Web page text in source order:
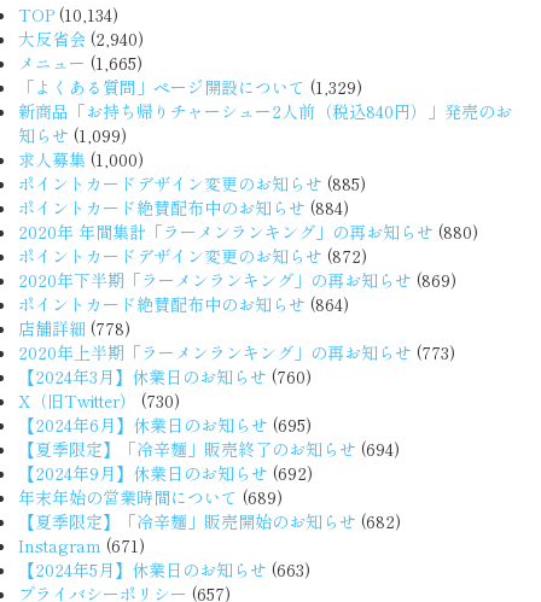
TOP (10,134)
大反省会 (2,940)
メニュー (1,665)
「よくある質問」ページ開設について (1,329)
新商品「お持ち帰りチャーシュー2人前（税込840円）」発売のお
知らせ (1,099)
求人募集 (1,000)
ポイントカードデザイン変更のお知らせ (885)
ポイントカード絶賛配布中のお知らせ (884)
2020年 年間集計「ラーメンランキング」の再お知らせ (880)
ポイントカードデザイン変更のお知らせ (872)
2020年下半期「ラーメンランキング」の再お知らせ (869)
ポイントカード絶賛配布中のお知らせ (864)
店舗詳細 (778)
2020年上半期「ラーメンランキング」の再お知らせ (773)
【2024年3月】休業日のお知らせ (760)
X（旧Twitter）
(730)
【2024年6月】休業日のお知らせ (695)
【夏季限定】「冷辛麺」販売終了のお知らせ (694)
【2024年9月】休業日のお知らせ (692)
年末年始の営業時間について (689)
【夏季限定】「冷辛麺」販売開始のお知らせ (682)
Instagram (671)
【2024年5月】休業日のお知らせ (663)
プライバシーポリシー (657)